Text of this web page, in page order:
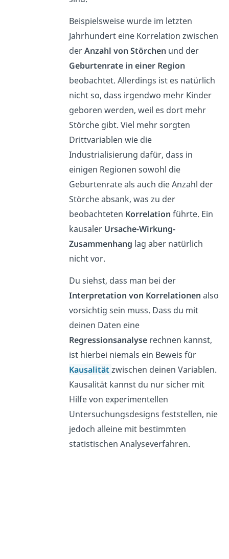
Beispielsweise wurde im letzten
Jahrhundert eine Korrelation zwischen
derAnzahl von Störchen und der
Geburtenrate in einer Region
beobachtet. Allerdings ist es natürlich
nicht so, dass irgendwo mehr Kinder
geboren werden, weil es dort mehr
Störche gibt. Viel mehr sorgten
Drittvariablen wie die
Industrialisierung dafür, dass in
einigen Regionen sowohl die
Geburtenrate als auch die Anzahl der
Störche absank, was zu der
beobachteten Korrelation führte. Ein
kausaler Ursache-Wirkung-
Zusammenhang lag aber natürlich
nicht vor.
Du siehst, dass man bei der
Interpretation von Korrelationen also
vorsichtig sein muss. Dass du mit
deinen Daten eine
Regressionsanalyserechnen kannst,
ist hierbei niemals ein Beweis für
Kausalität zwischen deinen Variablen.
Kausalität kannst du nur sicher mit
Hilfe von experimentellen
Untersuchungsdesigns feststellen, nie
jedoch alleine mit bestimmten
statistischen Analyseverfahren.